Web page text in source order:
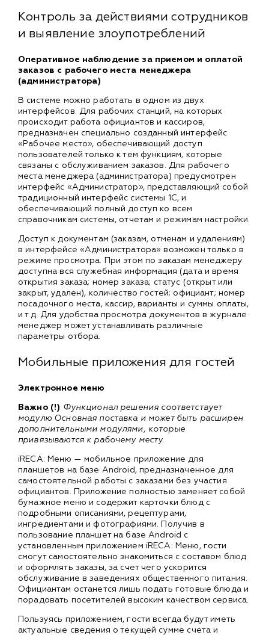
Контроль за действиями сотрудников
и выявление злоупотреблений
Оперативное наблюдение за приемом и оплатой
заказов с рабочего места менеджера
(администратора)
В системе можно работать в одном из двух
интерфейсов. Для рабочих станций, на которых
происходит работа официантов и кассиров,
предназначен специально созданный интерфейс
«Рабочее место», обеспечивающий доступ
пользователей только к тем функциям, которые
связаны с обслуживанием заказов. Для рабочего
места менеджера (администратора) предусмотрен
интерфейс «Администратор», представляющий собой
традиционный интерфейс системы 1С, и
обеспечивающий полный доступ ко всем
справочникам системы, отчетам и режимам настройки.
Доступ к документам (заказам, отменам и удалениям)
в интерфейсе «Администратора» возможен только в
режиме просмотра. При этом по заказам менеджеру
доступна вся служебная информация (дата и время
открытия заказа; номер заказа; статус (открыт или
закрыт, удален), количество гостей; официант; номер
посадочного места, кассир, варианты и суммы оплаты,
и т.д. Для удобства просмотра документов в журнале
менеджер может устанавливать различные
параметры отбора.
Мобильные приложения для гостей
Электронное меню
Важно (!) Функционал решения соответствует
модулю Основная поставка и может быть расширен
дополнительными модулями, которые
привязываются к рабочему месту.
iRECA: Меню — мобильное приложение для
планшетов на базе Android, предназначенное для
самостоятельной работы с заказами без участия
официантов. Приложение полностью заменяет собой
бумажное меню и содержит карточки блюд с
подробными описаниями, рецептурами,
ингредиентами и фотографиями. Получив в
пользование планшет на базе Android с
установленным приложением iRECA: Меню, гости
смогут самостоятельно знакомиться с составом блюд
и оформлять заказы, за счет чего ускорится
обслуживание в заведениях общественного питания.
Официантам останется лишь подать готовые блюда и
порадовать посетителей высоким качеством сервиса.
Пользуясь приложением, гости всегда будут иметь
актуальные сведения о текущей сумме счета и